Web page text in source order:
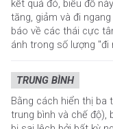
kết quả đó, biểu đồ
tăng, giảm và đi
báo về các thái cực
ánh trong số lượng "đi
TRUNG BÌNH
Bằng cách hiển thị ba
trung bình và chế độ),